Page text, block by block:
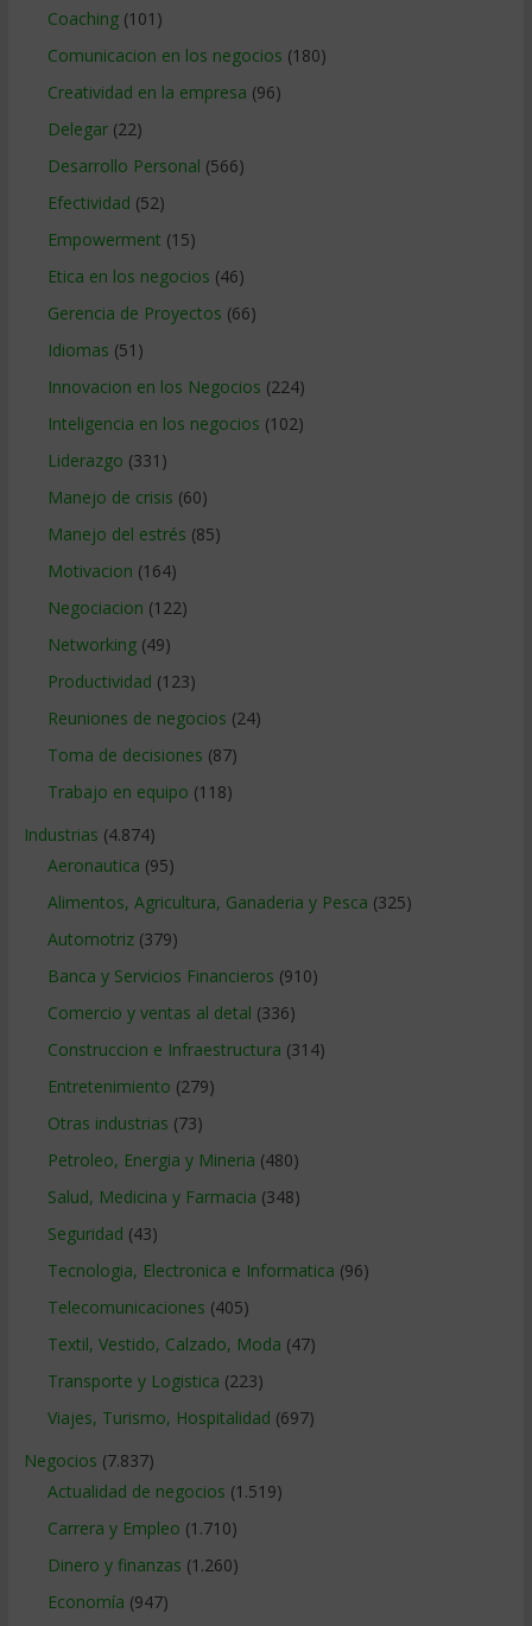
Coaching(101)
Comunicacion en los negocios (180)
Creatividad en la empresa (96)
Delegar(22)
Desarrollo Personal (566)
Efectividad (52)
Empowerment (15)
Etica en los negocios (46)
Gerencia de Proyectos (66)
Idiomas (51)
Innovacion en los Negocios (224)
Inteligencia en los negocios (102)
Liderazgo (331)
Manejo de crisis (60)
Manejo del estrés (85)
Motivacion (164)
Negociacion (122)
Networking(49)
Productividad (123)
Reuniones de negocios (24)
Toma de decisiones (87)
Trabajo en equipo (118)
Industrias (4.874)
Aeronautica (95)
Alimentos, Agricultura, Ganaderia y Pesca (325)
Automotriz(379)
Banca y Servicios Financieros (910)
Comercio y ventas al detal (336)
Construccion e Infraestructura (314)
Entretenimiento (279)
Otras industrias (73)
Petroleo, Energia y Mineria (480)
Salud, Medicina y Farmacia (348)
Seguridad (43)
Tecnologia, Electronica e Informatica (96)
Telecomunicaciones (405)
Textil, Vestido, Calzado, Moda (47)
Transporte y Logistica (223)
Viajes, Turismo, Hospitalidad (697)
Negocios (7.837)
Actualidad de negocios (1.519)
Carrera y Empleo (1.710)
Dinero y finanzas (1.260)
Economía (947)